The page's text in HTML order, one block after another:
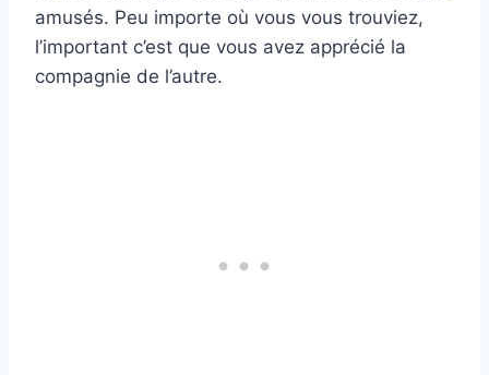
amusés. Peu importe où vous vous trouviez,
l’important c’est que vous avez apprécié la
compagnie de l’autre.